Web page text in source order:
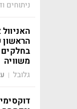
ניתוחים
משוויה
גלובל |